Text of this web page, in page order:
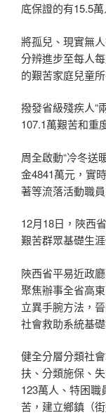
底保證的有15.5萬
將孤兒、現實無
分辨進步至每人
的艱苦家庭兒童
撥發省級殘疾人“
107.1萬艱苦和重
周全啟動“冷冬送
金4841萬元，實
著等流落活動職員
12月18日，陜西
艱苦群眾基礎生
陜西省平易近政
聚焦辦事全省高
立異手腕方法，
社會救助系統基礎
健全分層分類社
扶、分類施保、
123萬人、特困職
苦，建立鄉鎮（